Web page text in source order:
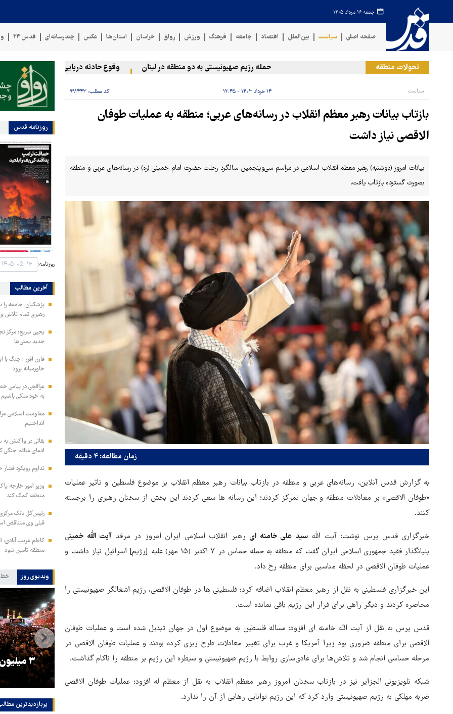
جمعه ۱۶ مرداد ۱۴۰۵
صفحه اصلی سیاست بین‌الملل اقتصاد جامعه فرهنگ ورزش رواق خراسان استان‌ها عکس چندرسانه‌ای قدس ۲۴
تحولات منطقه حمله رژیم صهیونیستی به دو منطقه در لبنان وقوع حادثه دریایی در سواحل عمان
سیاست ۱۴ خرداد ۱۴۰۳ - ۱۲:۴۵ کد مطلب: ۹۹۱۴۴۳
بازتاب بیانات رهبر معظم انقلاب در رسانه‌های عربی؛ منطقه به عملیات طوفان
الاقصی نیاز داشت
بیانات امروز (دوشنبه) رهبر معظم انقلاب اسلامی در مراسم سی‌وپنجمین سالگرد رحلت حضرت امام خمینی (ره) در رسانه‌های عربی و منطقه
بصورت گسترده بازتاب یافت.
زمان مطالعه: ۴ دقیقه
به گزارش قدس آنلاین، رسانه‌های عربی و منطقه در بازتاب بیانات رهبر معظم انقلاب بر موضوع فلسطین و تاثیر عملیات
«طوفان الاقصی» بر معادلات منطقه و جهان تمرکز کردند؛ این رسانه ها سعی کردند این بخش از سخنان رهبری را برجسته
کنند.
خبرگزاری قدس پرس نوشت: آیت اللهسید علی خامنه ای رهبر انقلاب اسلامی ایران امروز در مرقد آیت الله خمینی
بنیانگذار فقید جمهوری اسلامی ایران گفت که منطقه به حمله حماس در ۷ اکتبر (۱۵ مهر) علیه [رژیم] اسرائیل نیاز داشت و
عملیات طوفان الاقصی در لحظه مناسبی برای منطقه رخ داد.
این خبرگزاری فلسطینی به نقل از رهبر معظم انقلاب اضافه کرد: فلسطینی ها در طوفان الاقصی، رژیم اشغالگر صهیونیستی را
محاصره کردند و دیگر راهی برای فرار این رژیم باقی نمانده است.
قدس پرس به نقل از آیت الله خامنه ای افزود:‌ مساله فلسطین به موضوع اول در جهان تبدیل شده است و عملیات طوفان
الاقصی برای منطقه ضروری بود زیرا آمریکا و غرب برای تغییر معادلات طرح ریزی کرده بودند و عملیات طوفان الاقصی در
مرحله حساسی انجام شد و تلاش‌ها برای عادی‌سازی روابط با رژیم صهیونیستی و سیطره این رژیم بر منطقه را ناکام گذاشت.
شبکه تلویزیونی الجزایر نیز در بازتاب سخنان امروز رهبر معظم انقلاب به نقل از معظم له افزود:‌ عملیات طوفان الاقصی
ضربه مهلکی به رژیم صهیونیستی وارد کرد که این رژیم توانایی رهایی از آن را ندارد.
روزنامه قدس
روزنامه:
آخرین مطالب
پزشکیان: جامعه را
رهبری تمام تلاش
یحیی سریع: مرکز
جدید یمنی‌ها
فارن افرز : جنگ با
خاورمیانه برود
عراقچی در پیامی
به خود متکی باشیم
مقاومت اسلامی
انداختیم
بقائی در واکنش به
ادعای غنائم جنگی
تداوم رویکرد
وزیر امور خارجه
منطقه کمک کند
رئیس‌کل بانک
قبلی وی متناقض
کاظم غریب آبادی:
منطقه تأمین شود
ویدیوی روز خط
محور مقاومت، آمریکا را
در منطقه درمانده کرد
ترامپ نماد فساد، اقتدارگرایی و
جنگ‌طلبی است!
۳ میلیون زائر اربعین به کشور
بازگشتند
پربازدیدترین‌